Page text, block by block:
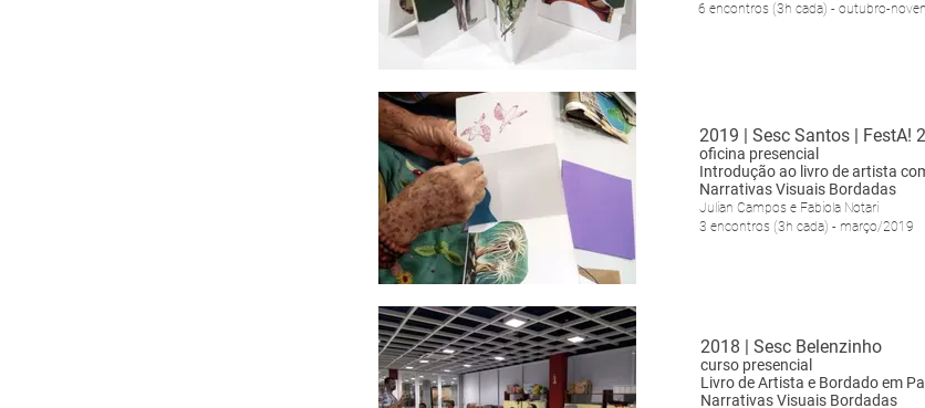
6 encontros (3h cada) - outubro-
2019 | Sesc Santos | FestA!
oficina presencial
Introdução ao livro de artista
Narrativas Visuais Bordadas
Julian Campos e Fabiola Notari
3 encontros (3h cada) - março/2019
2018 | Sesc Belenzinho
curso presencial
Livro de Artista e Bordado em
Narrativas Visuais Bordadas